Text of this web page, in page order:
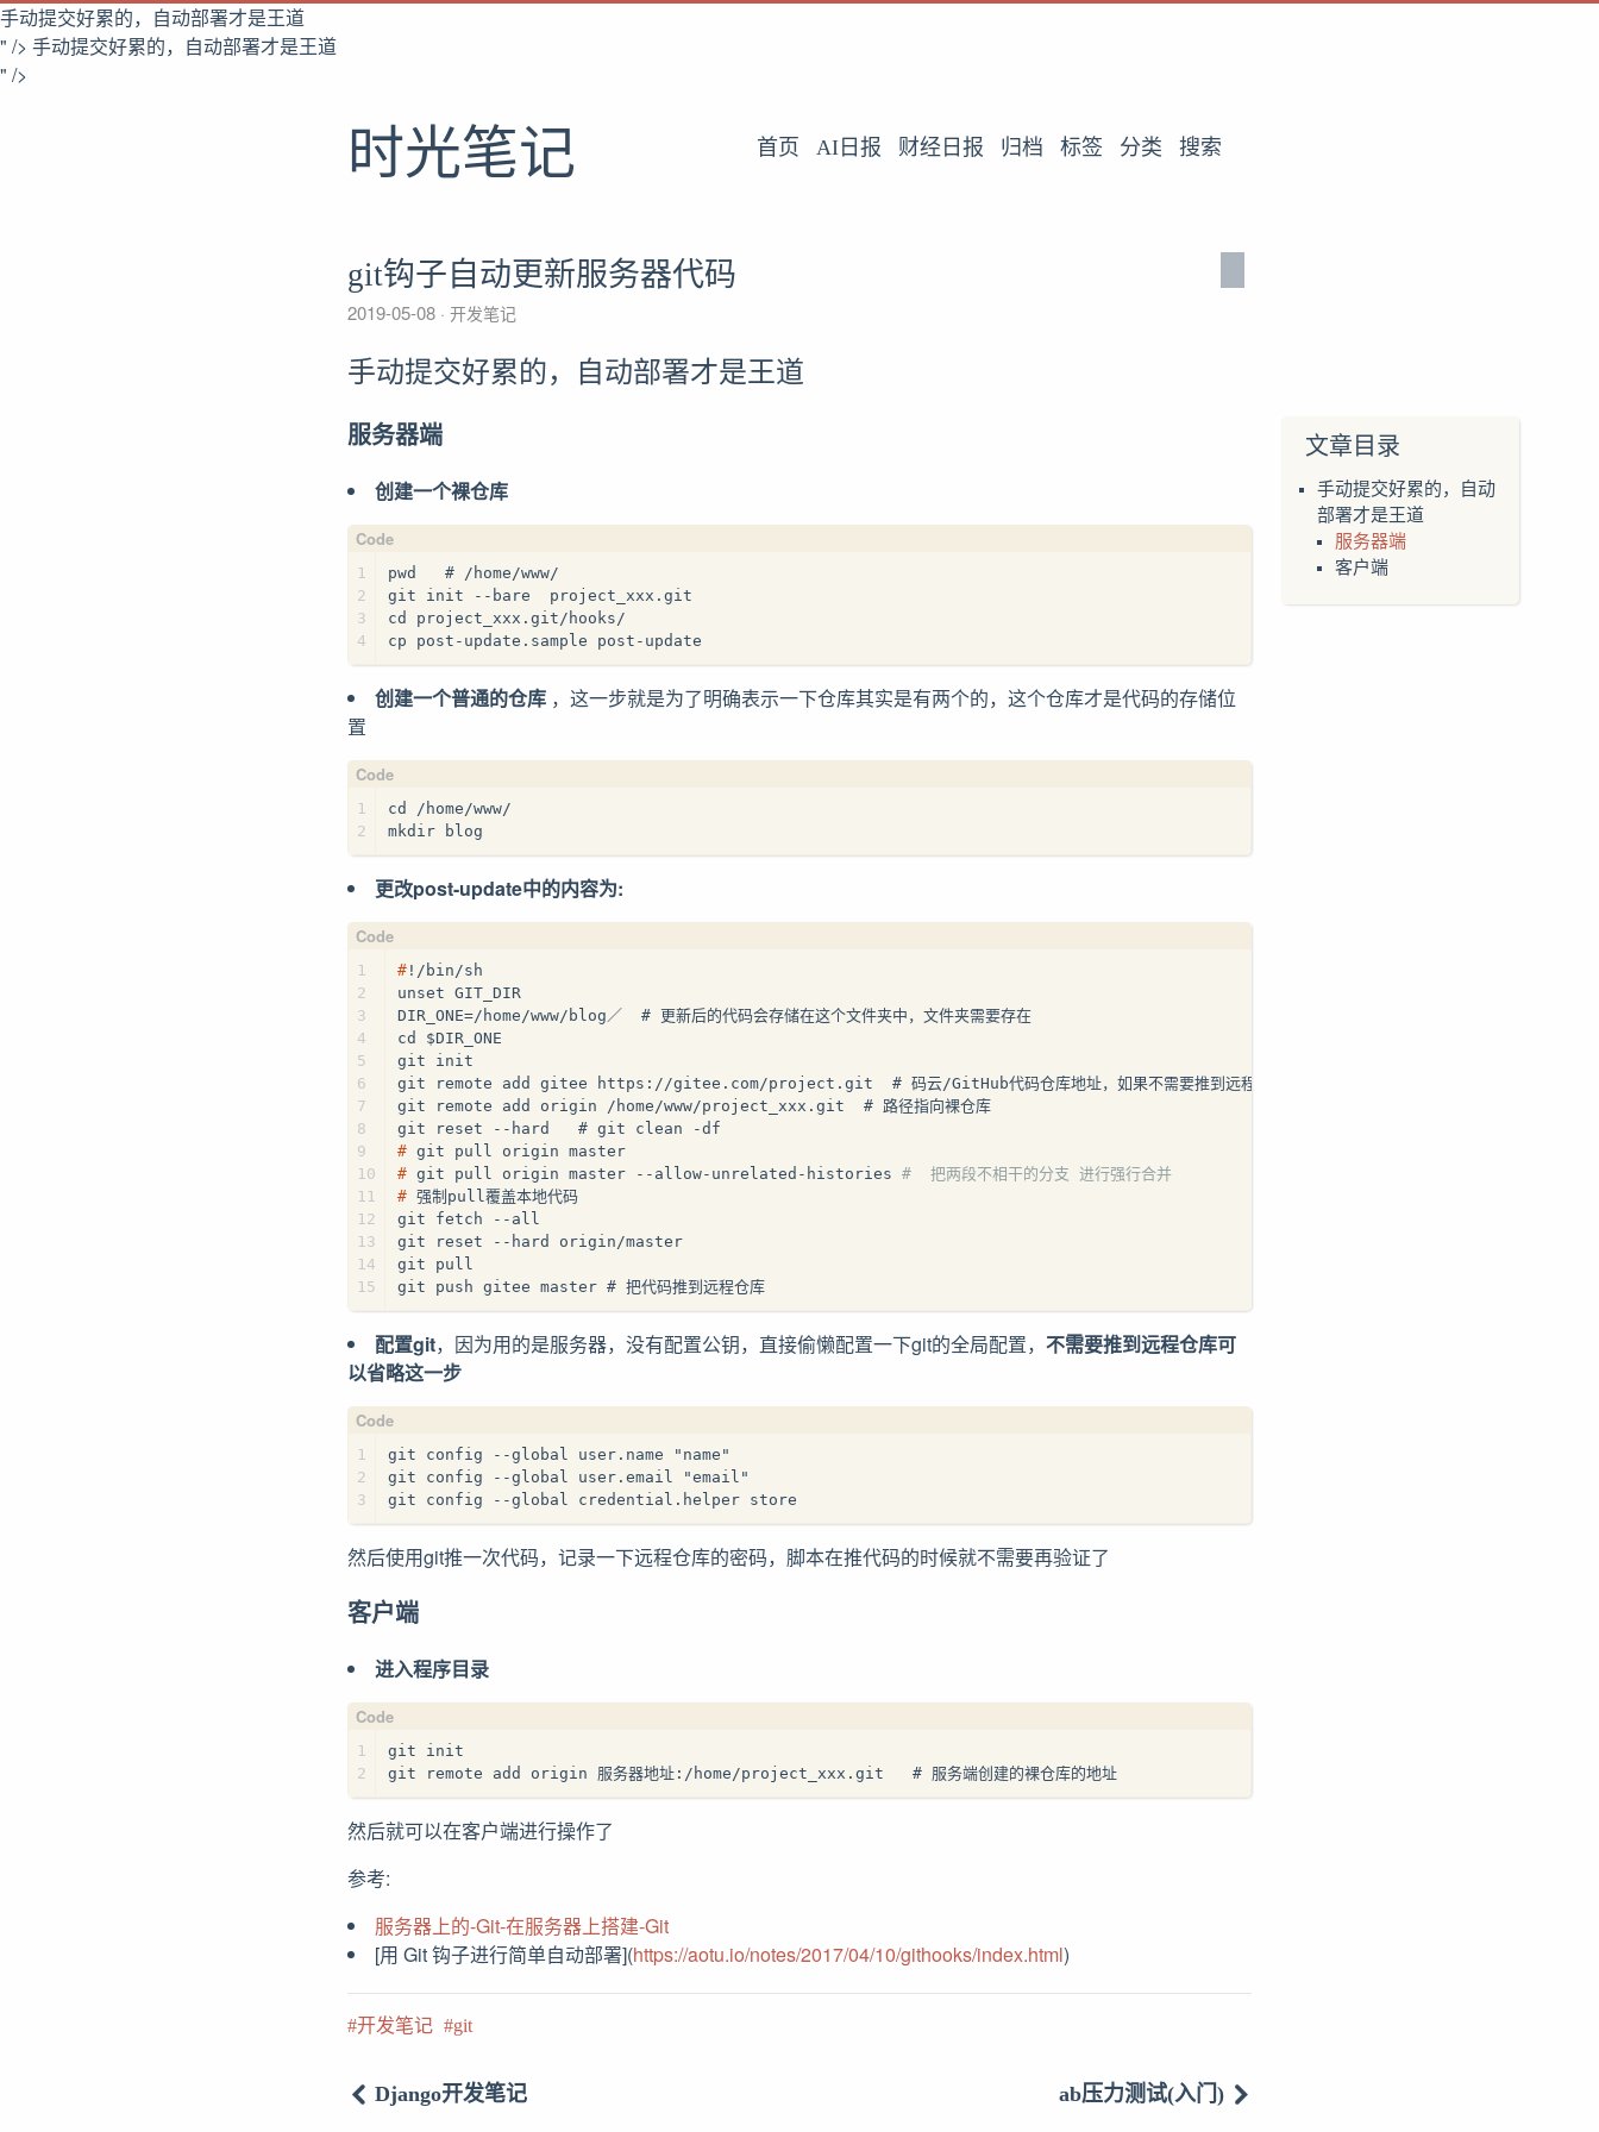
手动提交好累的，自动部署才是王道
" /> 手动提交好累的，自动部署才是王道
" />
时光笔记 首页 AI日报 财经日报 归档 标签 分类 搜索
git钩子自动更新服务器代码
2019-05-08 开发笔记
文章目录
手动提交好累的，自动
部署才是王道
服务器端
客户端
手动提交好累的，自动部署才是王道
服务器端
创建一个裸仓库
1
2
3
4
pwd   # /home/www/
git init --bare  project_xxx.git
cd project_xxx.git/hooks/
cp post-update.sample post-update
创建一个普通的仓库 ，这一步就是为了明确表示一下仓库其实是有两个的，这个仓库才是代码的存储位
置
1
2
cd /home/www/
mkdir blog
更改post-update中的内容为:
1
2
3
4
5
6
7
8
9
10
11
12
13
14
15
# !/bin/sh
unset GIT_DIR
DIR_ONE=/home/www/blog／  # 更新后的代码会存储在这个文件夹中，文件夹需要存在
cd $DIR_ONE
git init
git remote add gitee https://gitee.com/project.git  # 码云/GitHub代码仓库地址，如果不需要推到远程仓库，可以把这一步和最后的push去掉
git remote add origin /home/www/project_xxx.git  # 路径指向裸仓库
git reset --hard   # git clean -df
# git pull origin master
# git pull origin master --allow-unrelated-histories #  把两段不相干的分支 进行强行合并
# 强制pull覆盖本地代码
git fetch --all
git reset --hard origin/master
git pull
git push gitee master # 把代码推到远程仓库
配置git，因为用的是服务器，没有配置公钥，直接偷懒配置一下git的全局配置， 不需要推到远程仓库可
以省略这一步
1
2
3
git config --global user.name "name"
git config --global user.email "email"
git config --global credential.helper store
然后使用git推一次代码，记录一下远程仓库的密码，脚本在推代码的时候就不需要再验证了
客户端
进入程序目录
1
2
git init
git remote add origin 服务器地址:/home/project_xxx.git   # 服务端创建的裸仓库的地址
然后就可以在客户端进行操作了
参考:
服务器上的-Git-在服务器上搭建-Git
[用 Git 钩子进行简单自动部署](https://aotu.io/notes/2017/04/10/githooks/index.html)
开发笔记 git
Django开发笔记 ab压力测试(入门)